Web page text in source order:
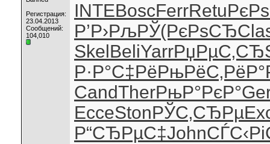
Регистрация:
23.04.2013
Сообщений:
104,010
INTEBoscFerrRetu
Р’Р›РљРЎ(РєРѕСЂ
Skel BeliYarrРџРµС‚СЂ
Р·Р°С‡РёРњРёС‚Рё
CandTherРњР°РєР°
EcceStonРЎС‚СЂРµ
Р“СЂРµС‡John